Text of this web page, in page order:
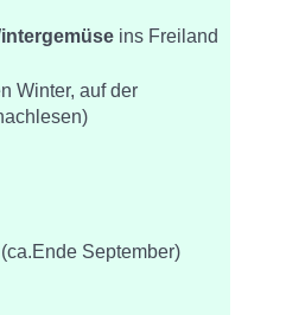
ins Freiland
Winter, auf der
September)